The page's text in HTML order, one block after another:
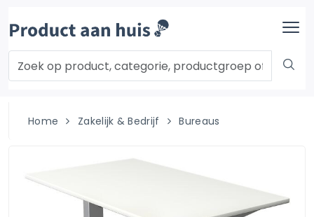
Home Zakelijk & Bedrijf Bureaus